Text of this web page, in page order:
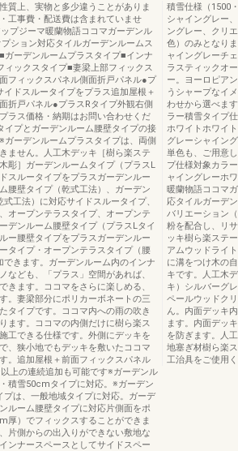
質上、実物と多少違うことがありま
工事費・配送費は含まれていませ
プジーマ暖蘭物語ココマガーデンル
ション対応タイルガーデンルームス
ガーデンルームプラスタイプ■インナ
ィックスタイプ■妻梁上部フィックス
フィックスパネル側面折戸パネル●プ
イドスルータイプをプラス追加屋根＋
折戸パネル●プラスRタイプ外観右側
ラス価格・納期はお問い合わせくだ
イプとガーデンルーム腰壁タイプの接
ガーデンルームプラスタイプは、両側
ません。人工木デッキ［樹ら楽ステ
彫］ガーデンルームタイプ（プラスL
スルータイプをプラスガーデンルー
腰壁タイプ（乾式工法）、ガーデン
工法）に対応サイドスルータイプ、
オープンテラスタイプ、オープンテ
デンルーム腰壁タイプ（プラスLタイ
ー腰壁タイプをプラスガーデンルー
タイプ・オープンテラスタイプ（腰
きます。ガーデンルーム内のインナ
なども、「プラス」空間があれば、
きます。ココマをさらに楽しめる、
。妻梁部分にポリカーボネートの三
タイプです。ココマ内への雨の吹き
ます。ココマの内側だけに樹ら楽ス
工できる仕様です。外側にデッキを
、狭小地でもデッキを敷いたココマ
。追加屋根＋前面フィックスパネル
上の連続追加も可能です※ガーデンル
積雪50cmタイプに対応。※ガーデン
プは、一般地域タイプに対応。ガーデ
ルーム腰壁タイプに対応片側面をポ
厚）でフィックスすることができま
片側からの出入りができない敷地な
ンナースペースとしてサイドスペー
積雪仕様（1500
シャイングレー
ングレー、クリ
色）のみとなり
ャイングレーチ
ラスティックオ
ー。ヨーロピア
うシャープなイ
わせから選べま
ラー積雪タイプ
ホワイトホワイ
グレーシャイン
単色も、ご用意
プ仕様対象カラ
ャイングレーホ
暖蘭物語ココマ
応タイルガーデ
バリエーション
粉を配合し、リ
ッキ樹ら楽ステ
アムウッドライ
に溝をつけ木の
キです。人工木
キ）シルバーグ
ペールウッドク
ん。内面デッキ
ます。内面デッ
を防ぎます。人
地塞ぎ材樹ら楽
工治具をご使用